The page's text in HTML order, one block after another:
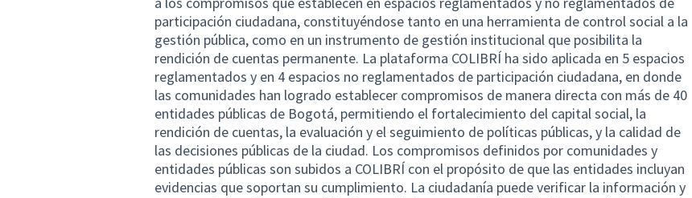
participación ciudadana, constituyéndose tanto en una herramienta de control social a la
gestión pública, como en un instrumento de gestión institucional que posibilita la
rendición de cuentas permanente. La plataforma COLIBRÍ ha sido aplicada en 5 espacios
reglamentados y en 4 espacios no reglamentados de participación ciudadana, en donde
las comunidades han logrado establecer compromisos de manera directa con más de 40
entidades públicas de Bogotá, permitiendo el fortalecimiento del capital social, la
rendición de cuentas, la evaluación y el seguimiento de políticas públicas, y la calidad de
las decisiones públicas de la ciudad. Los compromisos definidos por comunidades y
entidades públicas son subidos a COLIBRÍ con el propósito de que las entidades incluyan
evidencias que soportan su cumplimiento. La ciudadanía puede verificar la información y